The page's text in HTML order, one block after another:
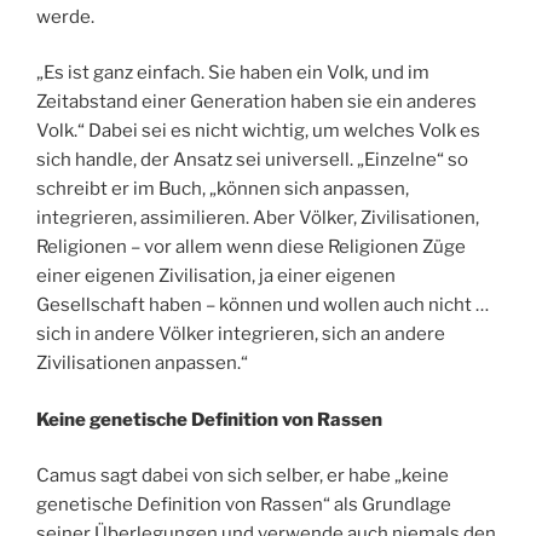
werde.
„Es ist ganz einfach. Sie haben ein Volk, und im
Zeitabstand einer Generation haben sie ein anderes
Volk.“ Dabei sei es nicht wichtig, um welches Volk es
sich handle, der Ansatz sei universell. „Einzelne“ so
schreibt er im Buch, „können sich anpassen,
integrieren, assimilieren. Aber Völker, Zivilisationen,
Religionen – vor allem wenn diese Religionen Züge
einer eigenen Zivilisation, ja einer eigenen
Gesellschaft haben – können und wollen auch nicht …
sich in andere Völker integrieren, sich an andere
Zivilisationen anpassen.“
Keine genetische Definition von Rassen
Camus sagt dabei von sich selber, er habe „keine
genetische Definition von Rassen“ als Grundlage